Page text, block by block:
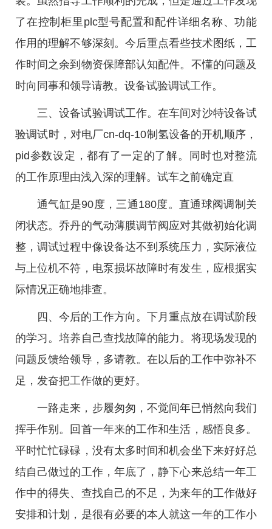
了在控制柜里plc型号配置和配件详细名称、功能
作用的理解不够深刻。今后重点看些技术图纸，工
作时间之余到物资保障部认知配件。不懂的问题及
时向同事和领导请教。设备试验调试工作。
三、设备试验调试工作。在车间对沙特设备试
验调试时，对电厂cn-dq-10制氢设备的开机顺序，
pid参数设定，都有了一定的了解。同时也对整流
的工作原理由浅入深的理解。试车之前确定直
通气缸是90度，三通180度。直通球阀调制关
闭状态。乔丹的气动薄膜调节阀应对其做初始化调
整，调试过程中像设备达不到系统压力，实际液位
与上位机不符，电泵损坏故障时有发生，应根据实
际情况正确地排查。
四、今后的工作方向。下月重点放在调试阶段
的学习。培养自己查找故障的能力。将现场发现的
问题反馈给领导，多请教。在以后的工作中弥补不
足，发奋把工作做的更好。
一路走来，步履匆匆，不觉间年已悄然向我们
挥手作别。回首一年来的工作和生活，感悟良多。
平时忙忙碌碌，没有太多时间和机会坐下来好好总
结自己做过的工作，年底了，静下心来总结一年工
作中的得失、查找自己的不足，为来年的工作做好
安排和计划，是很有必要的本人就这一年的工作小